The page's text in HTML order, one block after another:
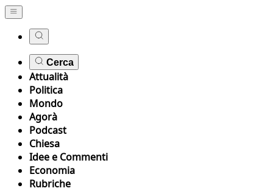
Cerca
Attualità
Politica
Mondo
Agorà
Podcast
Chiesa
Idee e Commenti
Economia
Rubriche